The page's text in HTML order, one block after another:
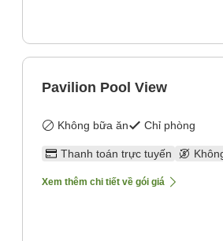
Pavilion Pool View
Không bữa ăn Chỉ phòng
Thanh toán trực tuyến
Xem thêm chi tiết về gói giá